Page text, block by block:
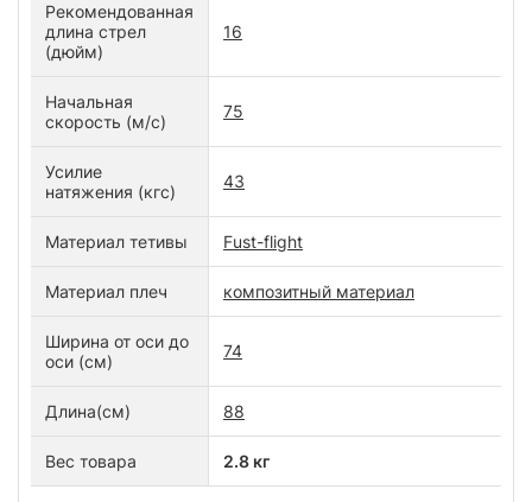
Рекомендованная
длина стрел
(дюйм)
16
Начальная
скорость (м/с)
75
Усилие
натяжения (кгс)
43
Материал тетивы Fust-flight
Материал плеч композитный материал
Ширина от оси до
оси (см)
74
Длина(см) 88
Вес товара 2.8 кг